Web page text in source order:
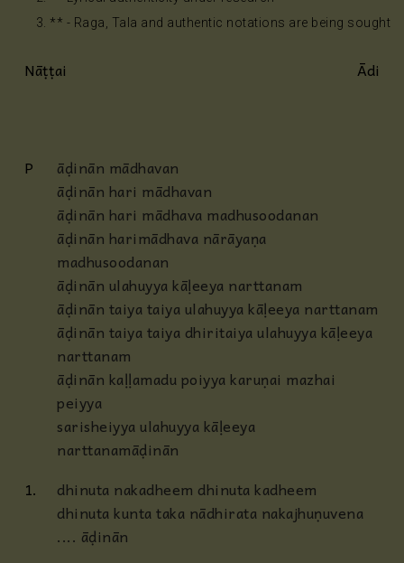
** - Raga, Tala and authentic notations are being sought
Nāṭṭai Ādi
P
āḍinān mādhavan
āḍinān hari mādhavan
āḍinān hari mādhava madhusoodanan
āḍinān harimādhava nārāyaṇa
madhusoodanan
āḍinān ulahuyya kāḷeeya narttanam
āḍinān taiya taiya ulahuyya kāḷeeya narttanam
āḍinān taiya taiya dhiritaiya ulahuyya kāḷeeya
narttanam
āḍinān kaḷḷamadu poiyya karuṇai mazhai
peiyya
sarisheiyya ulahuyya kāḷeeya
narttanamāḍinān
1.
dhinuta nakadheem dhinuta kadheem
dhinuta kunta taka nādhirata nakajhuṇuvena
.... āḍinān